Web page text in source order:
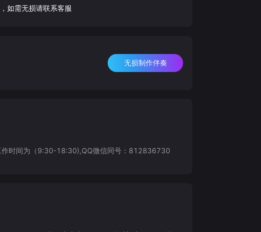
如需无损请联系客服
无损制作伴奏
作时间为（9:30-18:30),QQ微信同号：812836730